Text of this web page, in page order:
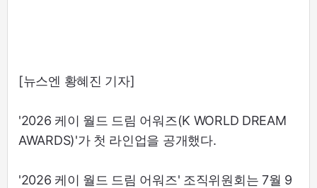
[뉴스엔 황혜진 기자]
'2026 케이 월드 드림 어워즈(K WORLD DREAM
AWARDS)'가 첫 라인업을 공개했다.
'2026 케이 월드 드림 어워즈' 조직위원회는 7월 9